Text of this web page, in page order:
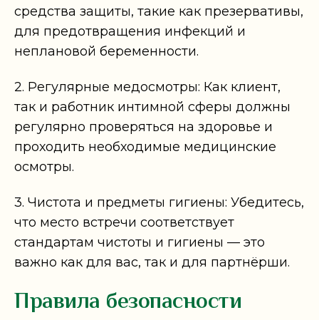
средства защиты, такие как презервативы,
для предотвращения инфекций и
неплановой беременности.
2. Регулярные медосмотры: Как клиент,
так и работник интимной сферы должны
регулярно проверяться на здоровье и
проходить необходимые медицинские
осмотры.
3. Чистота и предметы гигиены: Убедитесь,
что место встречи соответствует
стандартам чистоты и гигиены — это
важно как для вас, так и для партнёрши.
Правила безопасности